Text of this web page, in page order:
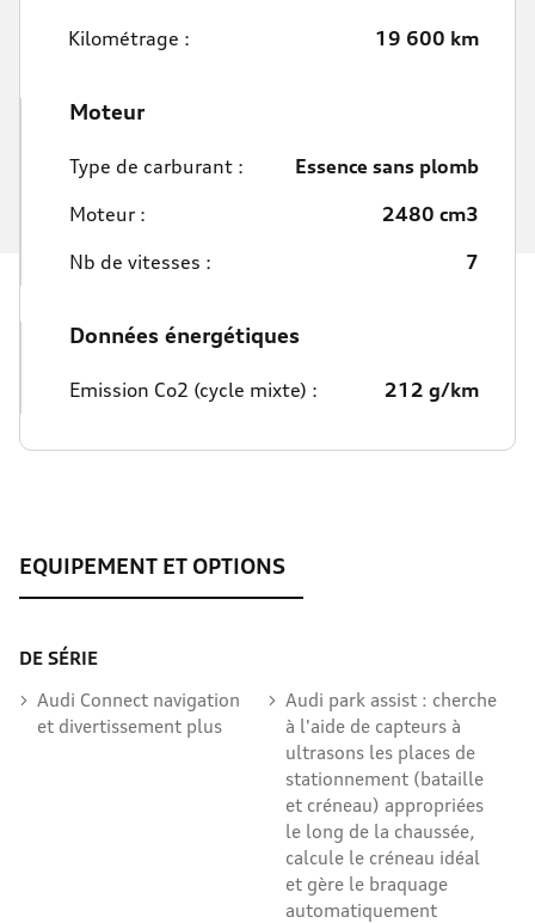
Kilométrage :
19 600 km
Moteur
Type de carburant :
Essence sans plomb
Moteur :
2480 cm3
Nb de vitesses :
7
Données énergétiques
Emission Co2 (cycle mixte) : 212 g/km
DE SÉRIE
Audi Connect navigation
et divertissement plus
Audi park assist : cherche
à l'aide de capteurs à
ultrasons les places de
stationnement (bataille
et créneau) appropriées
le long de la chaussée,
calcule le créneau idéal
et gère le braquage
automatiquement